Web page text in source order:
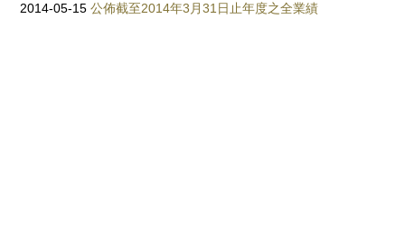
2014-05-15 公佈截至2014年3月31日止年度之全業績